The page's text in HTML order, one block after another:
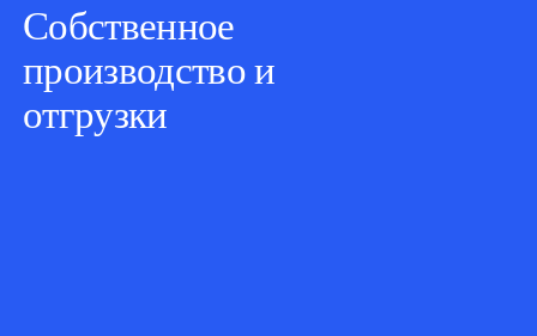
Собственное
производство и
отгрузки